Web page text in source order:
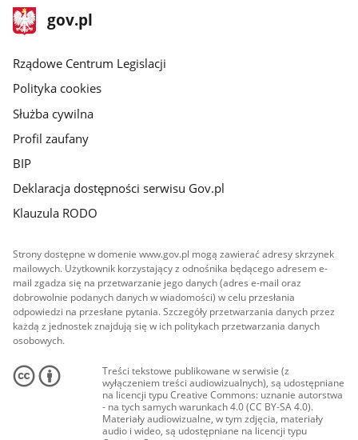
stopka
gov.plStrona
gov.pl
Rządowe Centrum Legislacji
Polityka cookies
Służba cywilna
Profil zaufany
BIP
Deklaracja dostępności serwisu Gov.pl
Klauzula RODO
Strony dostępne w domenie www.gov.pl mogą zawierać adresy skrzynek
mailowych. Użytkownik korzystający z odnośnika będącego adresem e-
mail zgadza się na przetwarzanie jego danych (adres e-mail oraz
dobrowolnie podanych danych w wiadomości) w celu przesłania
odpowiedzi na przesłane pytania. Szczegóły przetwarzania danych przez
każdą z jednostek znajdują się w ich politykach przetwarzania danych
osobowych.
Treści tekstowe publikowane w serwisie (z
wyłączeniem treści audiowizualnych), są udostępniane
na licencji typu Creative Commons: uznanie autorstwa
- na tych samych warunkach 4.0 (CC BY-SA 4.0).
Materiały audiowizualne, w tym zdjęcia, materiały
audio i wideo, są udostępniane na licencji typu